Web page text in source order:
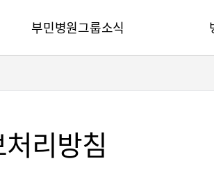
부민병원그룹소식
건강토크
리방침이사장소개